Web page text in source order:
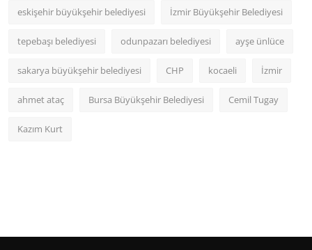
eskişehir büyükşehir belediyesi İzmir Büyükşehir Belediyesi
tepebaşı belediyesi odunpazarı belediyesi ayşe ünlüce
sakarya büyükşehir belediyesi CHP kocaeli İzmir
ahmet ataç Bursa Büyükşehir Belediyesi Cemil Tugay
Kazım Kurt